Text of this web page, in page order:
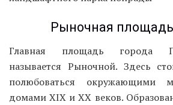
Рыночная площадь
Главная площадь города
называется Рыночной. Здесь
полюбоваться окружающими
домами XIX и XX веков.